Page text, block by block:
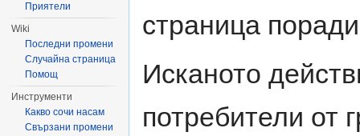
страница
Исканото
потребители от
Приятели
Wiki
Последни промени
Случайна страница
Помощ
Инструменти
Какво сочи насам
Свързани промени